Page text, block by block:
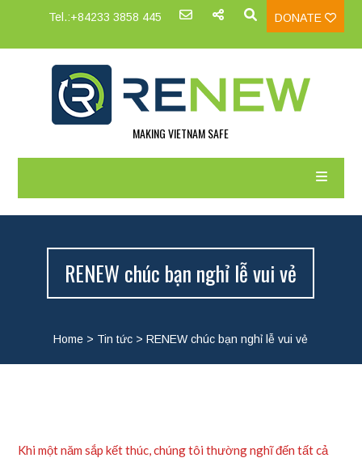
Tel.:+84233 3858 445 DONATE
MAKING VIETNAM SAFE
RENEW chúc bạn nghỉ lễ vui vẻ
Home > Tin tức >RENEW chúc bạn nghỉ lễ vui vẻ
Khi một năm sắp kết thúc, chúng tôi thường nghĩ đến tất cả